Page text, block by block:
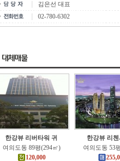
김은선 대표
02-780-6302
한강뷰 리버타워 귀
여의도동 89평(294㎡)
120,000
한강뷰 리
여의도동 53